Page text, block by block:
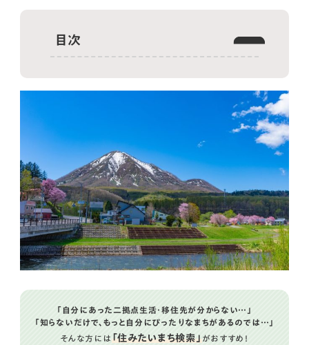
目次
喜茂別町の子育て環境は？
喜茂別町の移住に関する支援制度は？
喜茂別町の家賃相場・土地相場は？
「自分にあった二拠点生活・移住先が分からない…」
「知らないだけで、もっと自分にぴったりなまちがあるのでは…」
そんな方には「住みたいまち検索」がおすすめ！